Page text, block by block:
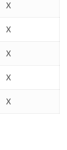
X
X
X
X
X